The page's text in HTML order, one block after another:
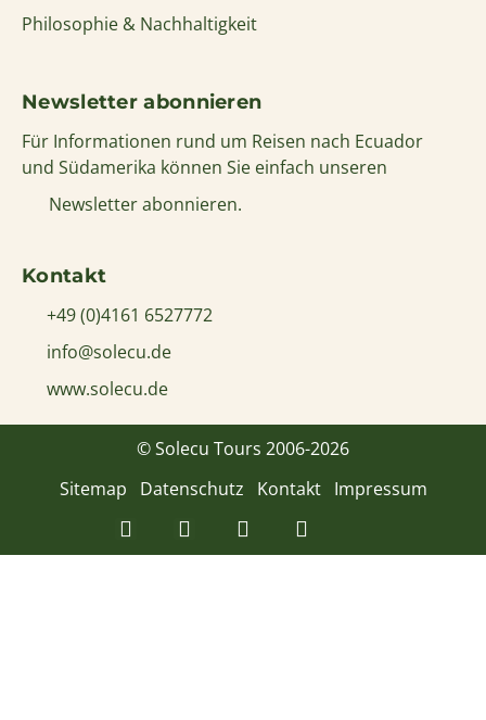
Philosophie & Nachhaltigkeit
Newsletter abonnieren
Für Informationen rund um Reisen nach Ecuador
und Südamerika können Sie einfach unseren
Newsletter abonnieren.
Kontakt
+49 (0)4161 6527772
info@solecu.de
www.solecu.de
© Solecu Tours 2006-2026
Sitemap
Datenschutz Kontakt Impressum